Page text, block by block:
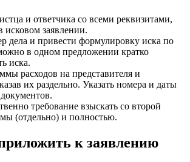
и ответчика со всеми реквизитами,
исковом заявлении.
дела и привести формулировку иска по
в одном предложении кратко
иска.
расходов на представителя и
их раздельно. Указать номера и даты
требование взыскать со второй
(отдельно) и полностью.
к заявлению